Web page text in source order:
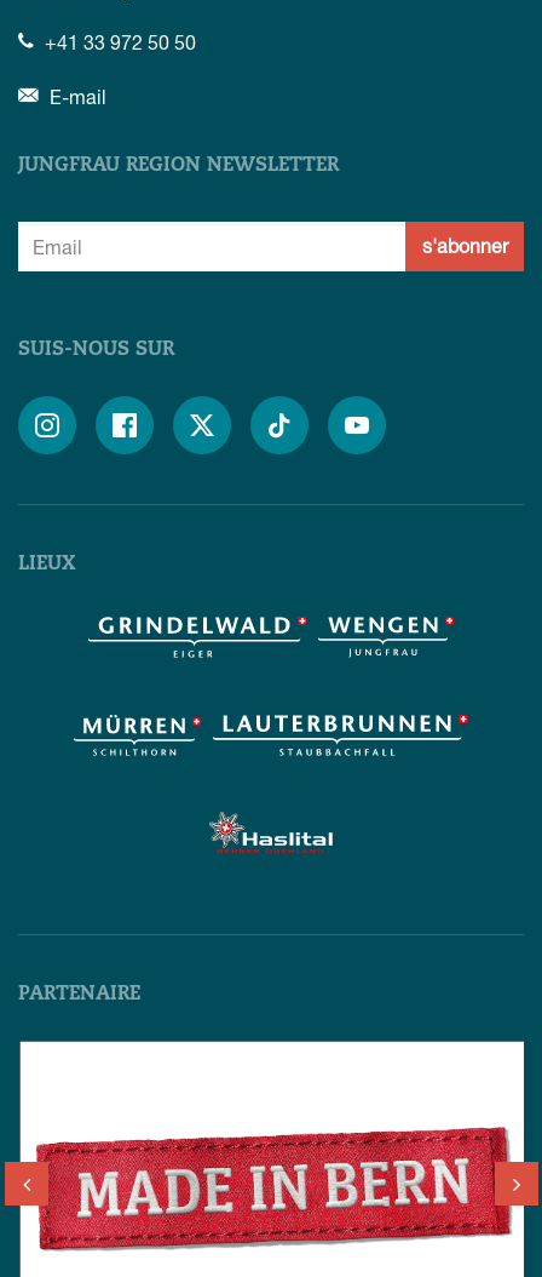
+41 33 972 50 50
E-mail
JUNGFRAU REGION NEWSLETTER
s'abonner
SUIS-NOUS SUR
    
LIEUX
PARTENAIRE